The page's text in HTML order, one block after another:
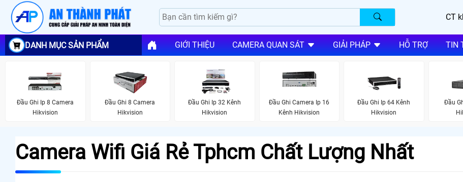
CT
DANH MỤC SẢN PHẨM GIỚI THIỆU CAMERA QUAN SÁT GIẢI PHÁP HỖ TRỢ TIN
Đầu Ghi Ip 8 Camera
Hikvision
Đầu Ghi 8 Camera
Hikvision
Đầu Ghi Ip 32 Kênh
Hikvision
Đầu Ghi Camera Ip 16
Kênh Hikvision
Đầu Ghi Ip 64 Kênh
Hikvision
Đầu
Camera Wifi Giá Rẻ Tphcm Chất Lượng Nhất